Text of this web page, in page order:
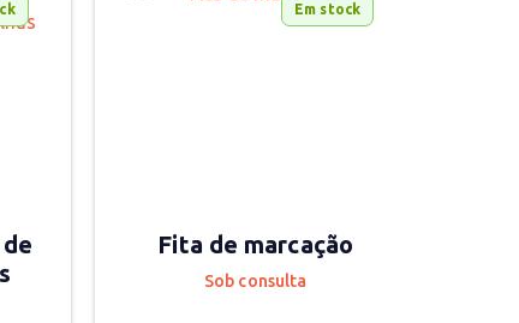
Em stock
Fita de marcação
Sob consulta